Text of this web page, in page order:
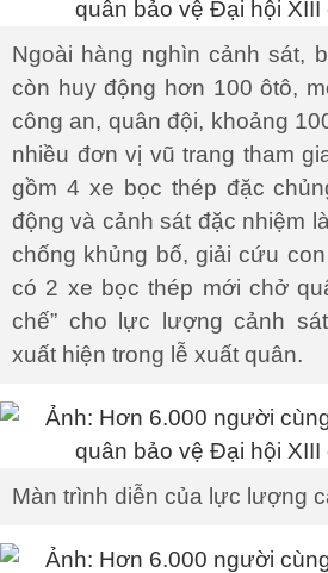
Ngoài hàng nghìn cảnh sát,
còn huy động hơn 100 ôtô,
công an, quân đội, khoảng
nhiều đơn vị vũ trang tham
gồm 4 xe bọc thép đặc
động và cảnh sát đặc nhiệm
chống khủng bố, giải cứu
có 2 xe bọc thép mới chở
chế” cho lực lượng cảnh
xuất hiện trong lễ xuất quân.
Màn trình diễn của lực lượng